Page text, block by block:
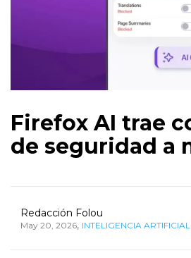
Firefox AI trae
de seguridad a
Redacción Folou
May 20, 2026, INTELIGENCIA ARTIFICIAL